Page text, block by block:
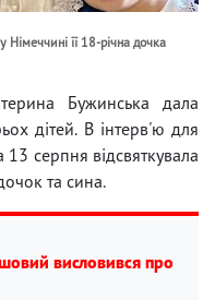
Німеччині її 18-річна дочка
Бужинська дала
дітей. В інтерв'ю для
серпня відсвяткувала
та сина.
висловився про